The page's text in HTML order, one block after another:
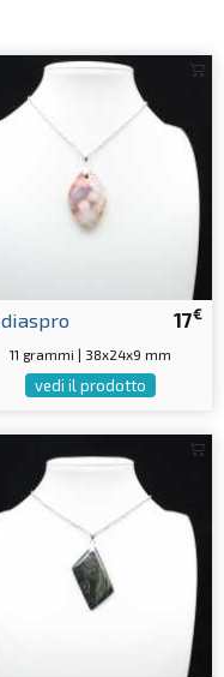
17€
diaspro
11 grammi | 38x24x9 mm
vedi il prodotto